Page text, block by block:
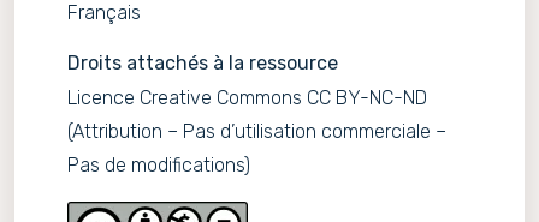
Français
Droits attachés à la ressource
Licence Creative Commons CC BY-NC-ND
(Attribution – Pas d’utilisation commerciale –
Pas de modifications)